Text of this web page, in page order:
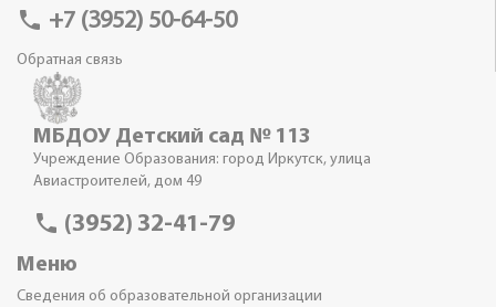
phone +7 (3952) 50-64-50
Обратная связь
МБДОУ Детский сад № 113
Учреждение Образования: город Иркутск, улица
Авиастроителей, дом 49
phone (3952) 32-41-79
Меню
Сведения об образовательной организации